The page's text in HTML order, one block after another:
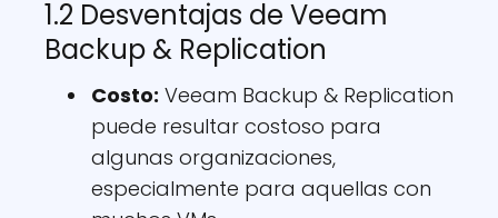
1.2 Desventajas de Veeam
Backup & Replication
Costo: Veeam Backup & Replication
puede resultar costoso para
algunas organizaciones,
especialmente para aquellas con